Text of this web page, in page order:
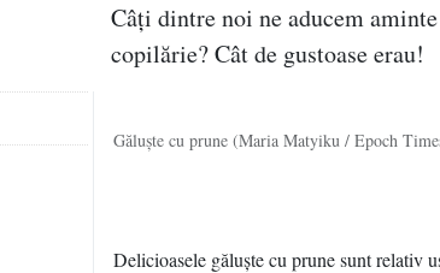
Câţi dintre noi ne aducem
copilărie? Cât de gustoase erau!
Găluşte cu prune (Maria Matyiku / Epoch
Delicioasele găluşte cu prune sunt relativ